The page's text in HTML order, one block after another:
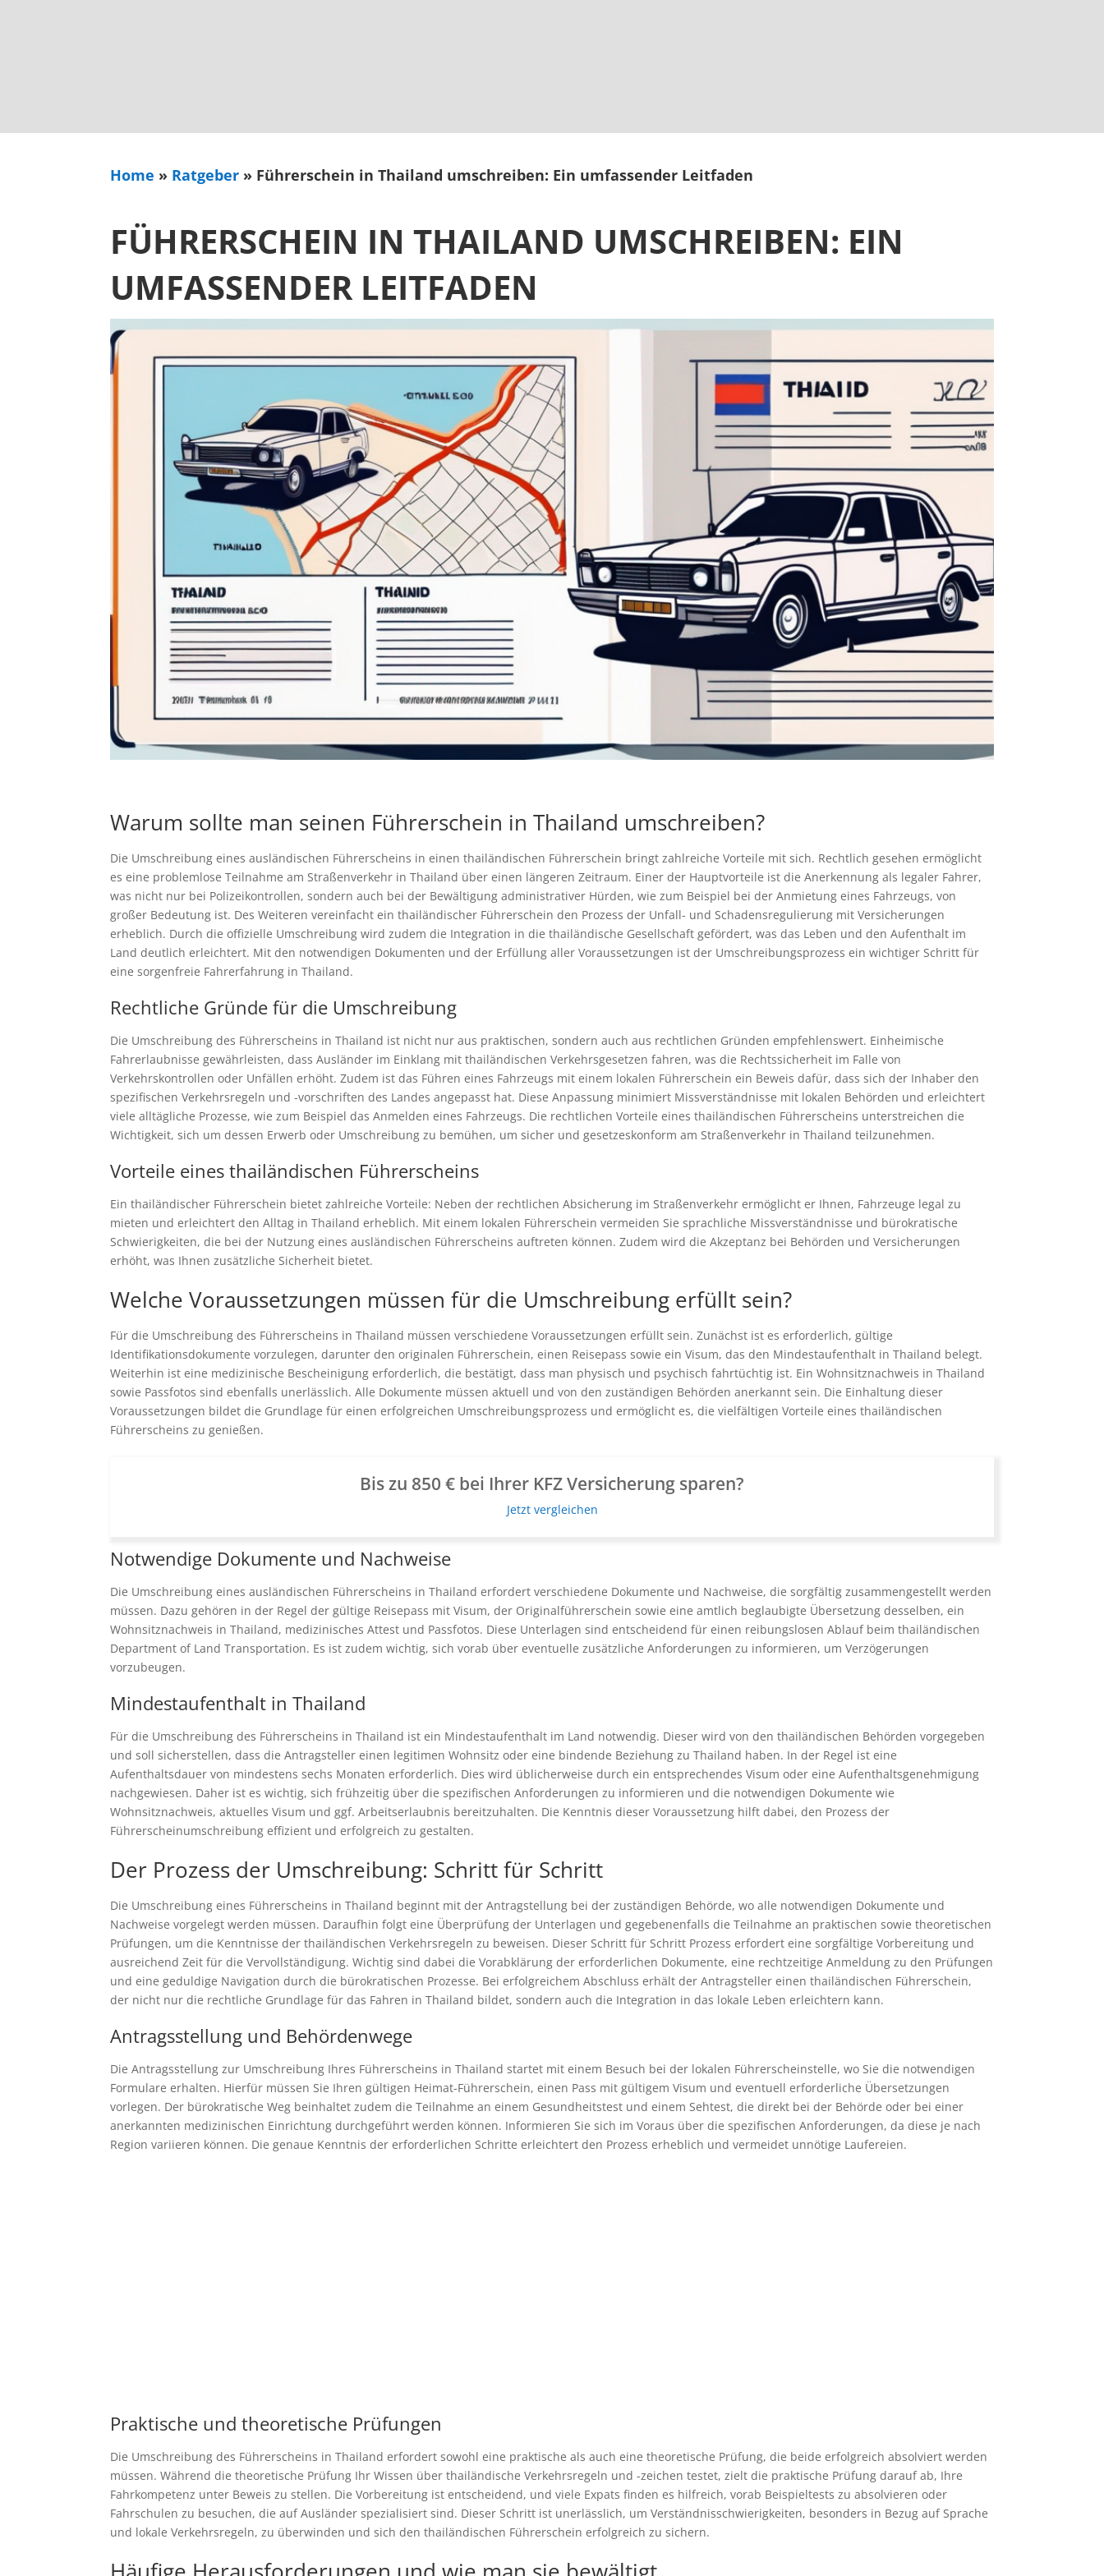
Home » Ratgeber » Führerschein in Thailand umschreiben: Ein umfassender Leitfaden
FÜHRERSCHEIN IN THAILAND UMSCHREIBEN: EIN
UMFASSENDER LEITFADEN
Warum sollte man seinen Führerschein in Thailand umschreiben?
Die Umschreibung eines ausländischen Führerscheins in einen thailändischen Führerschein bringt zahlreiche Vorteile mit sich. Rechtlich gesehen ermöglicht
es eine problemlose Teilnahme am Straßenverkehr in Thailand über einen längeren Zeitraum. Einer der Hauptvorteile ist die Anerkennung als legaler Fahrer,
was nicht nur bei Polizeikontrollen, sondern auch bei der Bewältigung administrativer Hürden, wie zum Beispiel bei der Anmietung eines Fahrzeugs, von
großer Bedeutung ist. Des Weiteren vereinfacht ein thailändischer Führerschein den Prozess der Unfall- und Schadensregulierung mit Versicherungen
erheblich. Durch die offizielle Umschreibung wird zudem die Integration in die thailändische Gesellschaft gefördert, was das Leben und den Aufenthalt im
Land deutlich erleichtert. Mit den notwendigen Dokumenten und der Erfüllung aller Voraussetzungen ist der Umschreibungsprozess ein wichtiger Schritt für
eine sorgenfreie Fahrerfahrung in Thailand.
Rechtliche Gründe für die Umschreibung
Die Umschreibung des Führerscheins in Thailand ist nicht nur aus praktischen, sondern auch aus rechtlichen Gründen empfehlenswert. Einheimische
Fahrerlaubnisse gewährleisten, dass Ausländer im Einklang mit thailändischen Verkehrsgesetzen fahren, was die Rechtssicherheit im Falle von
Verkehrskontrollen oder Unfällen erhöht. Zudem ist das Führen eines Fahrzeugs mit einem lokalen Führerschein ein Beweis dafür, dass sich der Inhaber den
spezifischen Verkehrsregeln und -vorschriften des Landes angepasst hat. Diese Anpassung minimiert Missverständnisse mit lokalen Behörden und erleichtert
viele alltägliche Prozesse, wie zum Beispiel das Anmelden eines Fahrzeugs. Die rechtlichen Vorteile eines thailändischen Führerscheins unterstreichen die
Wichtigkeit, sich um dessen Erwerb oder Umschreibung zu bemühen, um sicher und gesetzeskonform am Straßenverkehr in Thailand teilzunehmen.
Vorteile eines thailändischen Führerscheins
Ein thailändischer Führerschein bietet zahlreiche Vorteile: Neben der rechtlichen Absicherung im Straßenverkehr ermöglicht er Ihnen, Fahrzeuge legal zu
mieten und erleichtert den Alltag in Thailand erheblich. Mit einem lokalen Führerschein vermeiden Sie sprachliche Missverständnisse und bürokratische
Schwierigkeiten, die bei der Nutzung eines ausländischen Führerscheins auftreten können. Zudem wird die Akzeptanz bei Behörden und Versicherungen
erhöht, was Ihnen zusätzliche Sicherheit bietet.
Welche Voraussetzungen müssen für die Umschreibung erfüllt sein?
Für die Umschreibung des Führerscheins in Thailand müssen verschiedene Voraussetzungen erfüllt sein. Zunächst ist es erforderlich, gültige
Identifikationsdokumente vorzulegen, darunter den originalen Führerschein, einen Reisepass sowie ein Visum, das den Mindestaufenthalt in Thailand belegt.
Weiterhin ist eine medizinische Bescheinigung erforderlich, die bestätigt, dass man physisch und psychisch fahrtüchtig ist. Ein Wohnsitznachweis in Thailand
sowie Passfotos sind ebenfalls unerlässlich. Alle Dokumente müssen aktuell und von den zuständigen Behörden anerkannt sein. Die Einhaltung dieser
Voraussetzungen bildet die Grundlage für einen erfolgreichen Umschreibungsprozess und ermöglicht es, die vielfältigen Vorteile eines thailändischen
Führerscheins zu genießen.
Bis zu 850 € bei Ihrer KFZ Versicherung sparen?
Jetzt vergleichen
Notwendige Dokumente und Nachweise
Die Umschreibung eines ausländischen Führerscheins in Thailand erfordert verschiedene Dokumente und Nachweise, die sorgfältig zusammengestellt werden
müssen. Dazu gehören in der Regel der gültige Reisepass mit Visum, der Originalführerschein sowie eine amtlich beglaubigte Übersetzung desselben, ein
Wohnsitznachweis in Thailand, medizinisches Attest und Passfotos. Diese Unterlagen sind entscheidend für einen reibungslosen Ablauf beim thailändischen
Department of Land Transportation. Es ist zudem wichtig, sich vorab über eventuelle zusätzliche Anforderungen zu informieren, um Verzögerungen
vorzubeugen.
Mindestaufenthalt in Thailand
Für die Umschreibung des Führerscheins in Thailand ist ein Mindestaufenthalt im Land notwendig. Dieser wird von den thailändischen Behörden vorgegeben
und soll sicherstellen, dass die Antragsteller einen legitimen Wohnsitz oder eine bindende Beziehung zu Thailand haben. In der Regel ist eine
Aufenthaltsdauer von mindestens sechs Monaten erforderlich. Dies wird üblicherweise durch ein entsprechendes Visum oder eine Aufenthaltsgenehmigung
nachgewiesen. Daher ist es wichtig, sich frühzeitig über die spezifischen Anforderungen zu informieren und die notwendigen Dokumente wie
Wohnsitznachweis, aktuelles Visum und ggf. Arbeitserlaubnis bereitzuhalten. Die Kenntnis dieser Voraussetzung hilft dabei, den Prozess der
Führerscheinumschreibung effizient und erfolgreich zu gestalten.
Der Prozess der Umschreibung: Schritt für Schritt
Die Umschreibung eines Führerscheins in Thailand beginnt mit der Antragstellung bei der zuständigen Behörde, wo alle notwendigen Dokumente und
Nachweise vorgelegt werden müssen. Daraufhin folgt eine Überprüfung der Unterlagen und gegebenenfalls die Teilnahme an praktischen sowie theoretischen
Prüfungen, um die Kenntnisse der thailändischen Verkehrsregeln zu beweisen. Dieser Schritt für Schritt Prozess erfordert eine sorgfältige Vorbereitung und
ausreichend Zeit für die Vervollständigung. Wichtig sind dabei die Vorabklärung der erforderlichen Dokumente, eine rechtzeitige Anmeldung zu den Prüfungen
und eine geduldige Navigation durch die bürokratischen Prozesse. Bei erfolgreichem Abschluss erhält der Antragsteller einen thailändischen Führerschein,
der nicht nur die rechtliche Grundlage für das Fahren in Thailand bildet, sondern auch die Integration in das lokale Leben erleichtern kann.
Antragsstellung und Behördenwege
Die Antragsstellung zur Umschreibung Ihres Führerscheins in Thailand startet mit einem Besuch bei der lokalen Führerscheinstelle, wo Sie die notwendigen
Formulare erhalten. Hierfür müssen Sie Ihren gültigen Heimat-Führerschein, einen Pass mit gültigem Visum und eventuell erforderliche Übersetzungen
vorlegen. Der bürokratische Weg beinhaltet zudem die Teilnahme an einem Gesundheitstest und einem Sehtest, die direkt bei der Behörde oder bei einer
anerkannten medizinischen Einrichtung durchgeführt werden können. Informieren Sie sich im Voraus über die spezifischen Anforderungen, da diese je nach
Region variieren können. Die genaue Kenntnis der erforderlichen Schritte erleichtert den Prozess erheblich und vermeidet unnötige Laufereien.
Praktische und theoretische Prüfungen
Die Umschreibung des Führerscheins in Thailand erfordert sowohl eine praktische als auch eine theoretische Prüfung, die beide erfolgreich absolviert werden
müssen. Während die theoretische Prüfung Ihr Wissen über thailändische Verkehrsregeln und -zeichen testet, zielt die praktische Prüfung darauf ab, Ihre
Fahrkompetenz unter Beweis zu stellen. Die Vorbereitung ist entscheidend, und viele Expats finden es hilfreich, vorab Beispieltests zu absolvieren oder
Fahrschulen zu besuchen, die auf Ausländer spezialisiert sind. Dieser Schritt ist unerlässlich, um Verständnisschwierigkeiten, besonders in Bezug auf Sprache
und lokale Verkehrsregeln, zu überwinden und sich den thailändischen Führerschein erfolgreich zu sichern.